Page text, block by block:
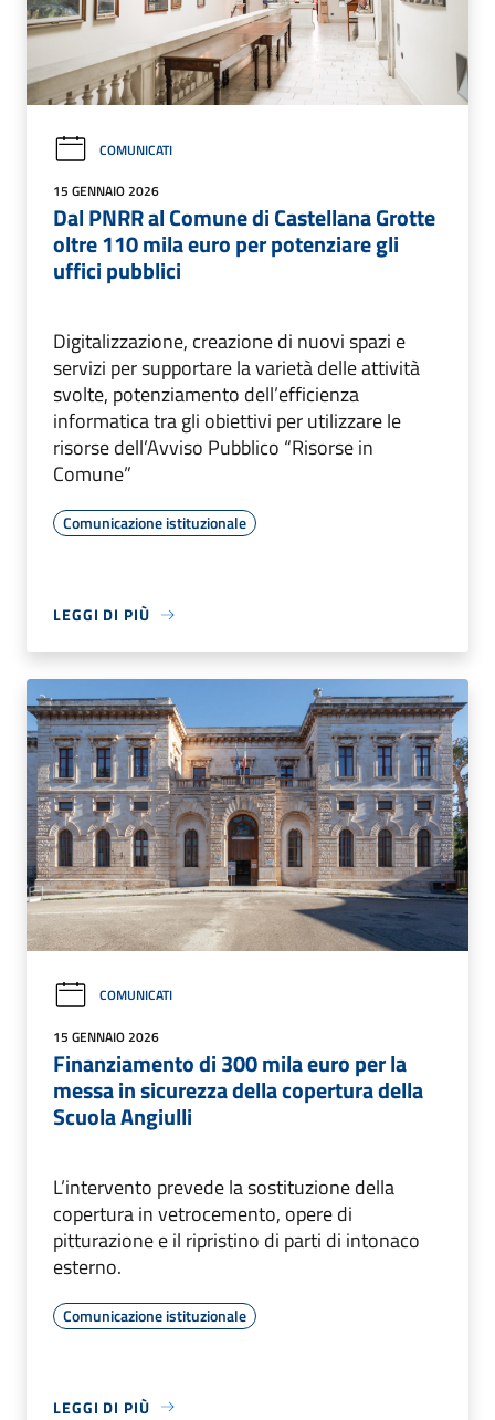
COMUNICATI
15 GENNAIO 2026
Dal PNRR al Comune di Castellana Grotte
oltre 110 mila euro per potenziare gli
uffici pubblici
Digitalizzazione, creazione di nuovi spazi e
servizi per supportare la varietà delle attività
svolte, potenziamento dell’efficienza
informatica tra gli obiettivi per utilizzare le
risorse dell’Avviso Pubblico “Risorse in
Comune”
Comunicazione istituzionale
LEGGI DI PIÙ
COMUNICATI
15 GENNAIO 2026
Finanziamento di 300 mila euro per la
messa in sicurezza della copertura della
Scuola Angiulli
L’intervento prevede la sostituzione della
copertura in vetrocemento, opere di
pitturazione e il ripristino di parti di intonaco
esterno.
Comunicazione istituzionale
LEGGI DI PIÙ